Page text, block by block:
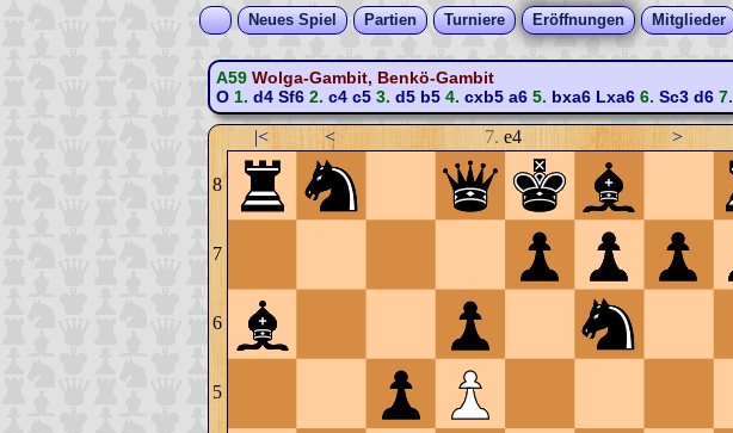
Neues Spiel Partien Turniere Eröffnungen Mitglieder
A59 Wolga-Gambit, Benkö-Gambit
O1. d4 Sf62. c4 c53. d5 b54. cxb5 a65. bxa6 Lxa66. Sc3 d67.
|< < 7. e4 >
8
7
6
5